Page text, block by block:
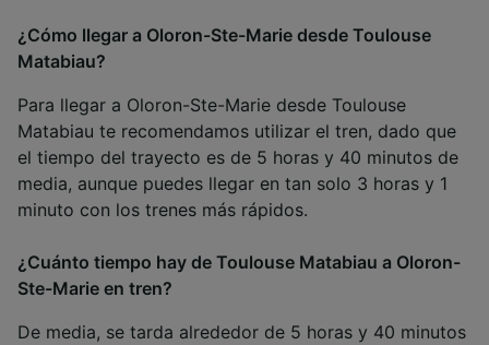
¿Cómo llegar a Oloron-Ste-Marie desde Toulouse
Matabiau?
Para llegar a Oloron-Ste-Marie desde Toulouse
Matabiau te recomendamos utilizar el tren, dado que
el tiempo del trayecto es de 5 horas y 40 minutos de
media, aunque puedes llegar en tan solo 3 horas y 1
minuto con los trenes más rápidos.
¿Cuánto tiempo hay de Toulouse Matabiau a Oloron-
Ste-Marie en tren?
De media, se tarda alrededor de 5 horas y 40 minutos